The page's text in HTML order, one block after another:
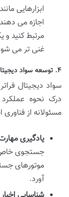
اجازه می
مرتبط کنید
غنی تر می
۴. توسعه سواد دیجیتال و تفکر انتقادی: مهارت های ضروری عصر جدید
سواد دیجیتال
درک نحوه عملکرد
مسئولانه از
یادگیری
موتورهای
آورد.